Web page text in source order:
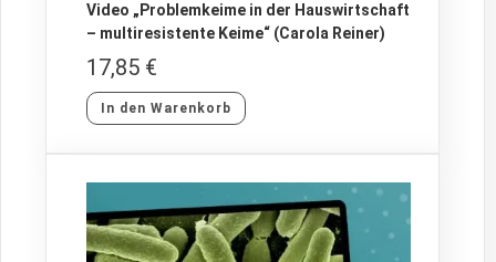
Video „Problemkeime in der Hauswirtschaft
– multiresistente Keime“ (Carola Reiner)
17,85 €
In den Warenkorb